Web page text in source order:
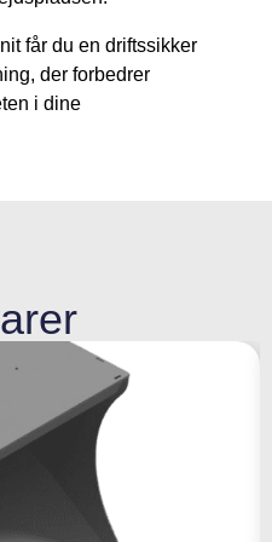
får du en driftssikker
der forbedrer
i dine